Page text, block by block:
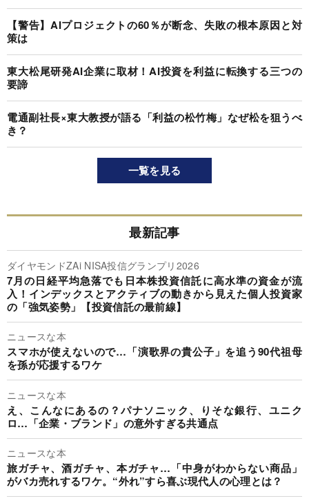
【警告】AIプロジェクトの60％が断念、失敗の根本原因と対
策は
東大松尾研発AI企業に取材！AI投資を利益に転換する三つの
要諦
電通副社長×東大教授が語る「利益の松竹梅」なぜ松を狙うべ
き？
一覧を見る
最新記事
ダイヤモンドZAi NISA投信グランプリ2026
7月の日経平均急落でも日本株投資信託に高水準の資金が流
入！インデックスとアクティブの動きから見えた個人投資家
の「強気姿勢」【投資信託の最前線】
ニュースな本
スマホが使えないので…「演歌界の貴公子」を追う90代祖母
を孫が応援するワケ
ニュースな本
え、こんなにあるの？パナソニック、りそな銀行、ユニク
ロ…「企業・ブランド」の意外すぎる共通点
ニュースな本
旅ガチャ、酒ガチャ、本ガチャ…「中身がわからない商品」
がバカ売れするワケ。“外れ”すら喜ぶ現代人の心理とは？